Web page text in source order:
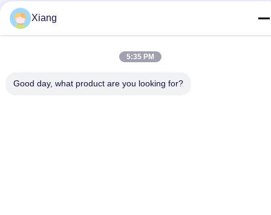
2205 NUMARALI ODA, MELEK BİNASI, 4. YOL, BAGUA,
SHENZHEN, ÇİN
Xiang
5:35 PM
Good day, what product are you looking for?